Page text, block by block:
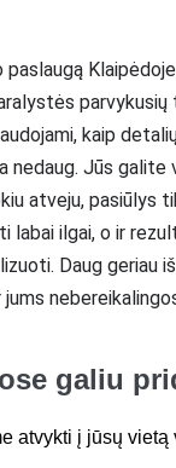
kaip
nedaug. Jūs
atveju, pasiūlys
ilgai, o ir
Daug geriau
galiu
atvykti į jūsų vietą